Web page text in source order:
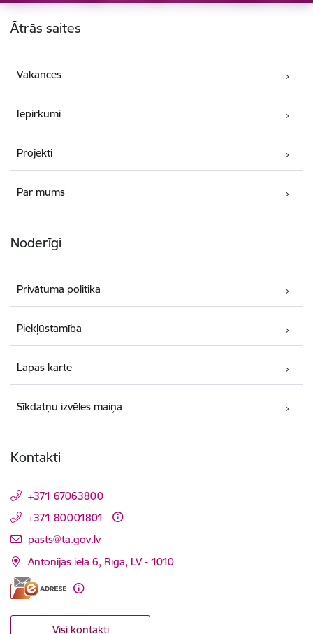
Kājene
Ātrās saites
Vakances
Iepirkumi
Projekti
Par mums
Noderīgi
Privātuma politika
Piekļūstamība
Lapas karte
Sīkdatņu izvēles maiņa
Kontakti
+371 67063800
+371 80001801
E-pasts:
pasts@ta.gov.lv
Antonijas iela 6, Rīga, LV - 1010
Visi kontakti